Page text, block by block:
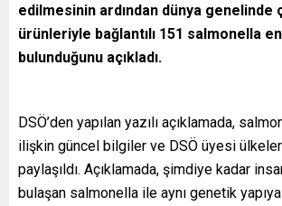
edilmesinin ardından dünya genelinde
ürünleriyle bağlantılı 151 salmonella
bulunduğunu açıkladı.
DSÖ’den yapılan yazılı açıklamada,
ilişkin güncel bilgiler ve DSÖ üyesi
paylaşıldı. Açıklamada, şimdiye kadar
bulaşan salmonella ile aynı genetik